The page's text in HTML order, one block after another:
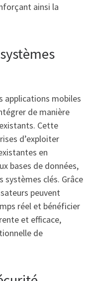
ainsi la
applications mobiles
de manière
Cette
d’exploiter
en
bases de données,
systèmes clés. Grâce
peuvent
réel et bénéficier
et efficace,
de